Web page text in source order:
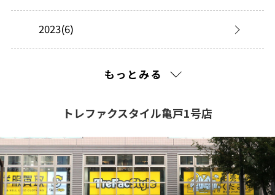
2023(6)
2020(210)
2019(195)
もっとみる
トレファクスタイル亀戸1号店